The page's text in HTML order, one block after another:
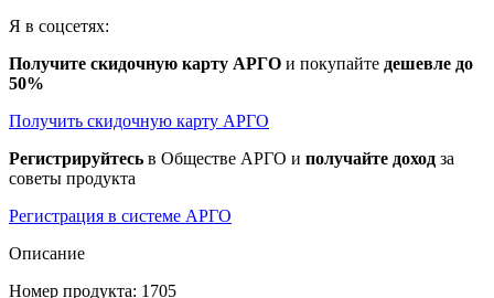
Я в соцсетях:
Получите скидочную карту АРГО и покупайте дешевле до
50%
Получить скидочную карту АРГО
Регистрируйтесь в Обществе АРГО и получайте доход за
советы продукта
Регистрация в системе АРГО
Описание
Номер продукта: 1705